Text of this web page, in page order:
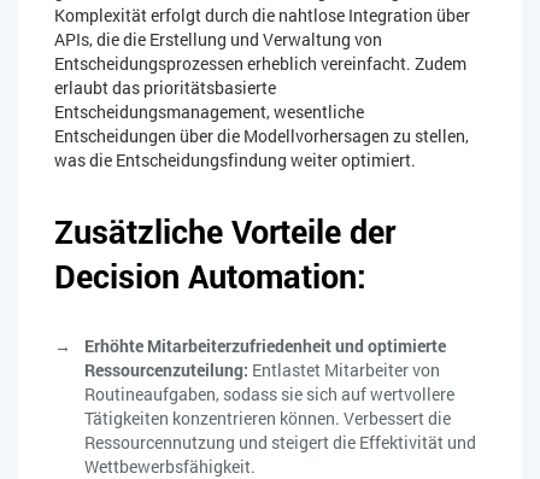
Komplexität erfolgt durch die nahtlose Integration über
APIs, die die Erstellung und Verwaltung von
Entscheidungsprozessen erheblich vereinfacht. Zudem
erlaubt das prioritätsbasierte
Entscheidungsmanagement, wesentliche
Entscheidungen über die Modellvorhersagen zu stellen,
was die Entscheidungsfindung weiter optimiert.
Zusätzliche Vorteile der
Decision Automation:
Erhöhte Mitarbeiterzufriedenheit und optimierte
Ressourcenzuteilung: Entlastet Mitarbeiter von
Routineaufgaben, sodass sie sich auf wertvollere
Tätigkeiten konzentrieren können. Verbessert die
Ressourcennutzung und steigert die Effektivität und
Wettbewerbsfähigkeit.